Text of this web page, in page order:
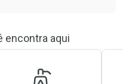
encontra aqui